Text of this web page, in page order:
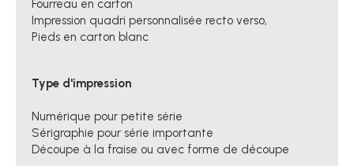
Fourreau en carton
Impression quadri personnalisée recto verso,
Pieds en carton blanc
Type d'impression
Numérique pour petite série
Sérigraphie pour série importante
Découpe à la fraise ou avec forme de découpe